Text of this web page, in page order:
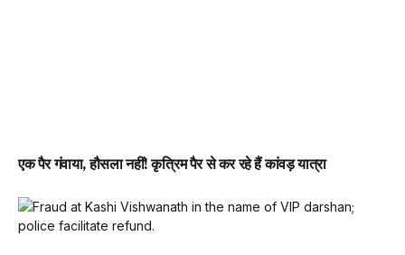
एक पैर गंवाया, हौसला नहीं! कृत्रिम पैर से कर रहे हैं कांवड़ यात्रा